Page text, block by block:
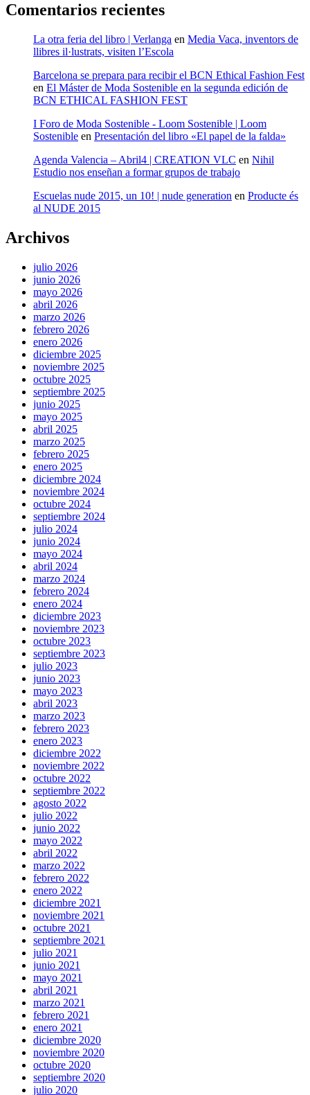
Comentarios recientes
La otra feria del libro | Verlanga en Media Vaca, inventors de
llibres il·lustrats, visiten l’Escola
Barcelona se prepara para recibir el BCN Ethical Fashion Fest
en El Máster de Moda Sostenible en la segunda edición de
BCN ETHICAL FASHION FEST
I Foro de Moda Sostenible - Loom Sostenible | Loom
Sostenible en Presentación del libro «El papel de la falda»
Agenda Valencia – Abril4 | CREATION VLC en Nihil
Estudio nos enseñan a formar grupos de trabajo
Escuelas nude 2015, un 10! | nude generation en Producte és
al NUDE 2015
Archivos
julio 2026
junio 2026
mayo 2026
abril 2026
marzo 2026
febrero 2026
enero 2026
diciembre 2025
noviembre 2025
octubre 2025
septiembre 2025
junio 2025
mayo 2025
abril 2025
marzo 2025
febrero 2025
enero 2025
diciembre 2024
noviembre 2024
octubre 2024
septiembre 2024
julio 2024
junio 2024
mayo 2024
abril 2024
marzo 2024
febrero 2024
enero 2024
diciembre 2023
noviembre 2023
octubre 2023
septiembre 2023
julio 2023
junio 2023
mayo 2023
abril 2023
marzo 2023
febrero 2023
enero 2023
diciembre 2022
noviembre 2022
octubre 2022
septiembre 2022
agosto 2022
julio 2022
junio 2022
mayo 2022
abril 2022
marzo 2022
febrero 2022
enero 2022
diciembre 2021
noviembre 2021
octubre 2021
septiembre 2021
julio 2021
junio 2021
mayo 2021
abril 2021
marzo 2021
febrero 2021
enero 2021
diciembre 2020
noviembre 2020
octubre 2020
septiembre 2020
julio 2020